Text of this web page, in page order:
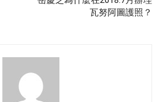
瓦努阿圖護照？